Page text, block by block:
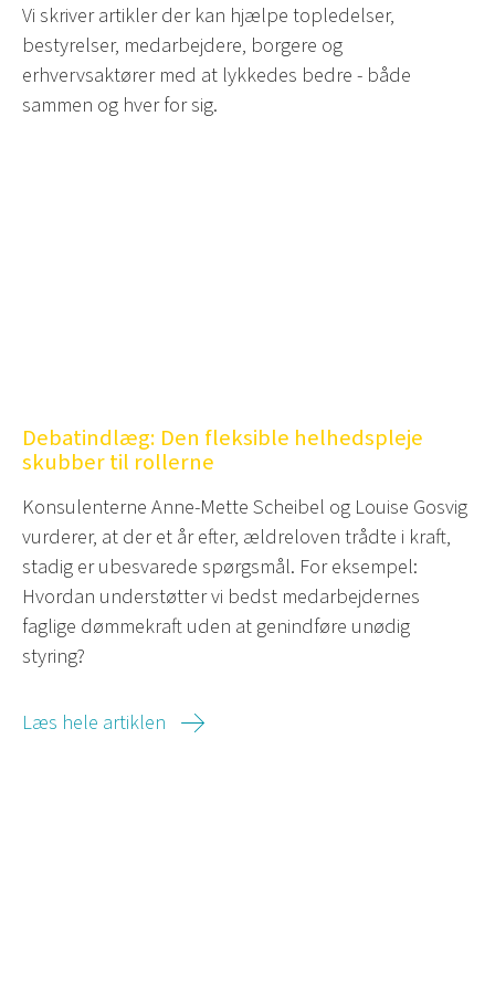
Vi skriver artikler der kan hjælpe topledelser,
bestyrelser, medarbejdere, borgere og
erhvervsaktører med at lykkedes bedre - både
sammen og hver for sig.
Debatindlæg: Den fleksible helhedspleje
skubber til rollerne
Konsulenterne Anne-Mette Scheibel og Louise Gosvig
vurderer, at der et år efter, ældreloven trådte i kraft,
stadig er ubesvarede spørgsmål. For eksempel:
Hvordan understøtter vi bedst medarbejdernes
faglige dømmekraft uden at genindføre unødig
styring?
Læs hele artiklen